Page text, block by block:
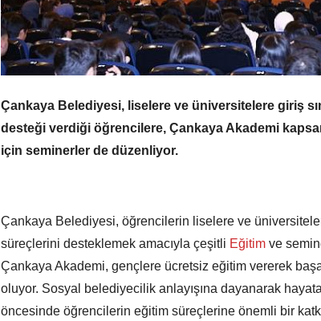
Çankaya Belediyesi, liselere ve üniversitelere giriş
desteği verdiği öğrencilere, Çankaya Akademi
için seminerler de düzenliyor.
Çankaya Belediyesi, öğrencilerin liselere ve
süreçlerini desteklemek amacıyla çeşitli Eğitim ve
Çankaya Akademi, gençlere ücretsiz eğitim vererek
oluyor. Sosyal belediyecilik anlayışına dayanarak
öncesinde öğrencilerin eğitim süreçlerine önemli bir